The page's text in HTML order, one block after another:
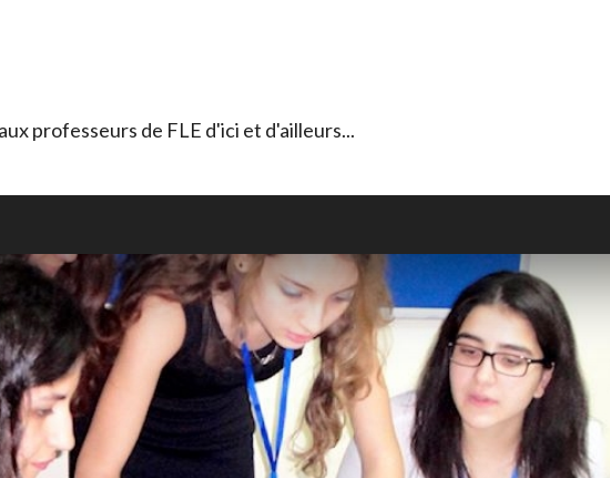
professeurs de FLE d'ici et d'ailleurs...